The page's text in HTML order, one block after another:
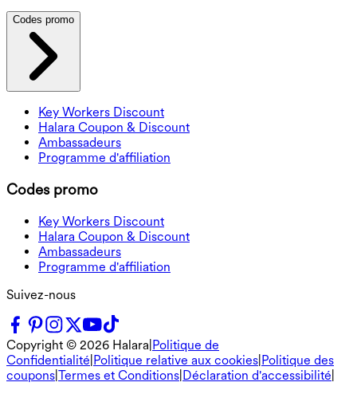
Codes promo
Key Workers Discount
Halara Coupon & Discount
Ambassadeurs
Programme d'affiliation
Codes promo
Key Workers Discount
Halara Coupon & Discount
Ambassadeurs
Programme d'affiliation
Suivez-nous
Copyright © 2026 Halara Politique de
Confidentialité Politique relative aux cookies Politique des
coupons Termes et Conditions Déclaration d'accessibilité